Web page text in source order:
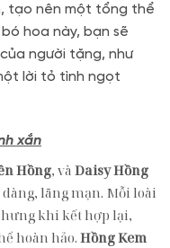
tạo nên một tổng thể
hoa này, bạn sẽ
người tặng, như
lời tỏ tình ngọt
xắn
Hồng, và Daisy Hồng
lãng mạn. Mỗi loài
khi kết hợp lại,
hoàn hảo. Hồng Kem